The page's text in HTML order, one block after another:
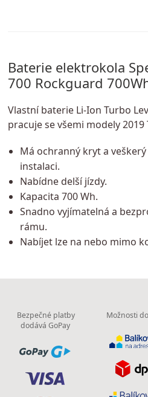
Baterie elektrokola
700 Rockguard
Vlastní baterie Li-Ion Turbo
pracuje se všemi modely 2019
Má ochranný kryt a
instalaci.
Nabídne delší jízdy.
Kapacita 700 Wh.
Snadno vyjímatelná a
rámu.
Nabíjet lze na nebo mimo
Bezpečné platby
dodává GoPay
Možnosti